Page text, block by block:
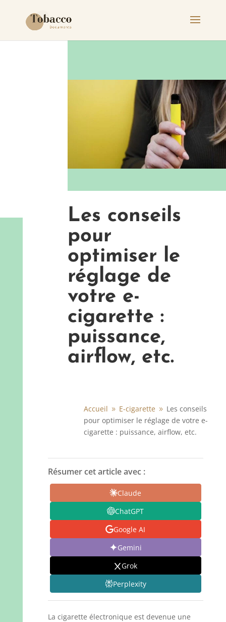
Les conseils
pour
optimiser le
réglage de
votre e-
cigarette :
puissance,
airflow, etc.
Accueil 9 E-cigarette 9 Les conseils
pour optimiser le réglage de votre e-
cigarette : puissance, airflow, etc.
Résumer cet article avec :
Claude
ChatGPT
Google AI
Gemini
Grok
Perplexity
La cigarette électronique est devenue une